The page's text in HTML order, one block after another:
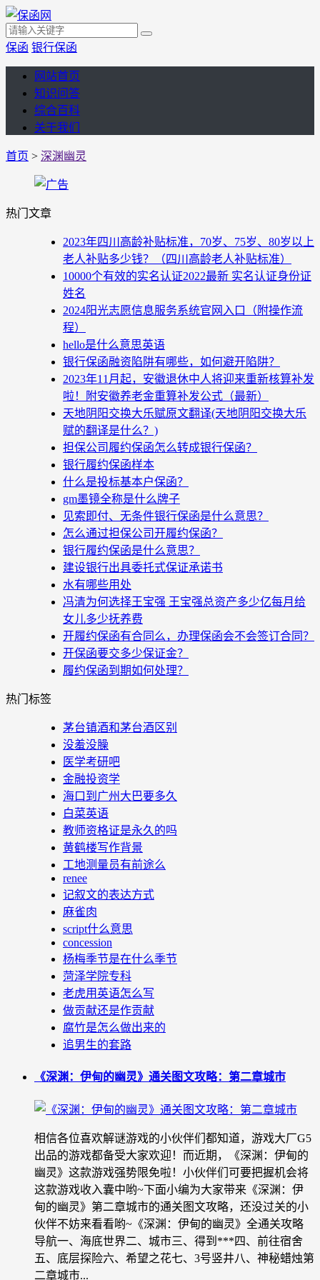
保函 银行保函
网站首页
知识问答
综合百科
关于我们
首页 > 深渊幽灵
热门文章
2023年四川高龄补贴标准，70岁、75岁、80岁以上
老人补贴多少钱？（四川高龄老人补贴标准）
10000个有效的实名认证2022最新 实名认证身份证
姓名
2024阳光志愿信息服务系统官网入口（附操作流
程）
hello是什么意思英语
银行保函融资陷阱有哪些，如何避开陷阱？
2023年11月起，安徽退休中人将迎来重新核算补发
啦！附安徽养老金重算补发公式（最新）
天地阴阳交换大乐赋原文翻译(天地阴阳交换大乐
赋的翻译是什么？)
担保公司履约保函怎么转成银行保函？
银行履约保函样本
什么是投标基本户保函？
gm墨镜全称是什么牌子
见索即付、无条件银行保函是什么意思？
怎么通过担保公司开履约保函？
银行履约保函是什么意思？
建设银行出具委托式保证承诺书
水有哪些用处
冯清为何选择王宝强 王宝强总资产多少亿每月给
女儿多少抚养费
开履约保函有合同么，办理保函会不会签订合同？
开保函要交多少保证金？
履约保函到期如何处理？
热门标签
茅台镇酒和茅台酒区别
没羞没臊
医学考研吧
金融投资学
海口到广州大巴要多久
白菜英语
教师资格证是永久的吗
黄鹤楼写作背景
工地测量员有前途么
renee
记叙文的表达方式
麻雀肉
script什么意思
concession
杨梅季节是在什么季节
菏泽学院专科
老虎用英语怎么写
做贡献还是作贡献
腐竹是怎么做出来的
追男生的套路
《深渊：伊甸的幽灵》通关图文攻略：第二章城市
相信各位喜欢解谜游戏的小伙伴们都知道，游戏大厂G5
出品的游戏都备受大家欢迎！而近期，《深渊：伊甸的
幽灵》这款游戏强势限免啦！小伙伴们可要把握机会将
这款游戏收入囊中哟~下面小编为大家带来《深渊：伊
甸的幽灵》第二章城市的通关图文攻略，还没过关的小
伙伴不妨来看看哟~《深渊：伊甸的幽灵》全通关攻略
导航一、海底世界二、城市三、得到***四、前往宿舍
五、底层探险六、希望之花七、3号竖井八、神秘蜡烛第
二章城市...